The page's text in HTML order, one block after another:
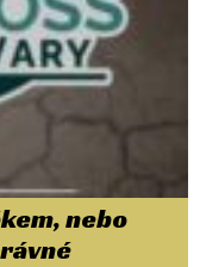
nebo